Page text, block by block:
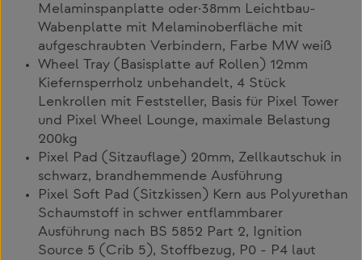
Melaminspanplatte oder·38mm Leichtbau-
Wabenplatte mit Melaminoberfläche mit
aufgeschraubten Verbindern, Farbe MW weiß
Wheel Tray (Basisplatte auf Rollen) 12mm
Kiefernsperrholz unbehandelt, 4 Stück
Lenkrollen mit Feststeller, Basis für Pixel Tower
und Pixel Wheel Lounge, maximale Belastung
200kg
Pixel Pad (Sitzauflage) 20mm, Zellkautschuk in
schwarz, brandhemmende Ausführung
Pixel Soft Pad (Sitzkissen) Kern aus Polyurethan
Schaumstoff in schwer entflammbarer
Ausführung nach BS 5852 Part 2, Ignition
Source 5 (Crib 5), Stoffbezug, P0 - P4 laut